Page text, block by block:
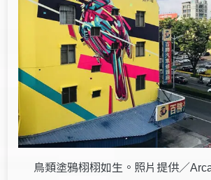
鳥類塗鴉栩栩如生。照片提供／